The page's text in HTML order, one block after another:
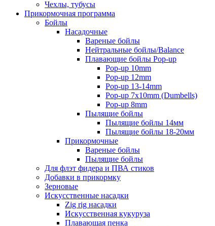
Чехлы, тубусы
Прикормочная программа
Бойлы
Насадочные
Вареные бойлы
Нейтральные бойлы/Balance
Плавающие бойлы Pop-up
Pop-up 10mm
Pop-up 12mm
Pop-up 13-14mm
Pop-up 7x10mm (Dumbells)
Pop-up 8mm
Пылящие бойлы
Пылящие бойлы 14мм
Пылящие бойлы 18-20мм
Прикормочные
Вареные бойлы
Пылящие бойлы
Для флэт фидера и ПВА стиков
Добавки в прикормку
Зерновые
Искусственные насадки
Zig rig насадки
Искусственная кукуруза
Плавающая пенка